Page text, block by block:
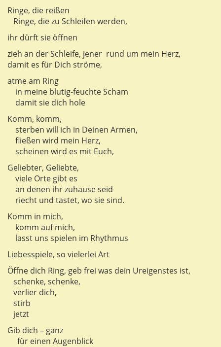
Ringe, die reißen
Ringe, die zu Schleifen werden,
ihr dürft sie öffnen
zieh an der Schleife, jener rund um mein Herz,
damit es für Dich ströme,
atme am Ring
in meine blutig-feuchte Scham
damit sie dich hole
Komm, komm,
sterben will ich in Deinen Armen,
fließen wird mein Herz,
scheinen wird es mit Euch,
Geliebter, Geliebte,
viele Orte gibt es
an denen ihr zuhause seid
riecht und tastet, wo sie sind.
Komm in mich,
komm auf mich,
lasst uns spielen im Rhythmus
Liebesspiele, so vielerlei Art
Öffne dich Ring, geb frei was dein Ureigenstes ist,
schenke, schenke,
verlier dich,
stirb
jetzt
Gib dich – ganz
für einen Augenblick